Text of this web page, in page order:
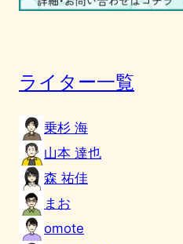
ライター一覧
乗杉 海
山本 達也
森 祐佳
まお
omote